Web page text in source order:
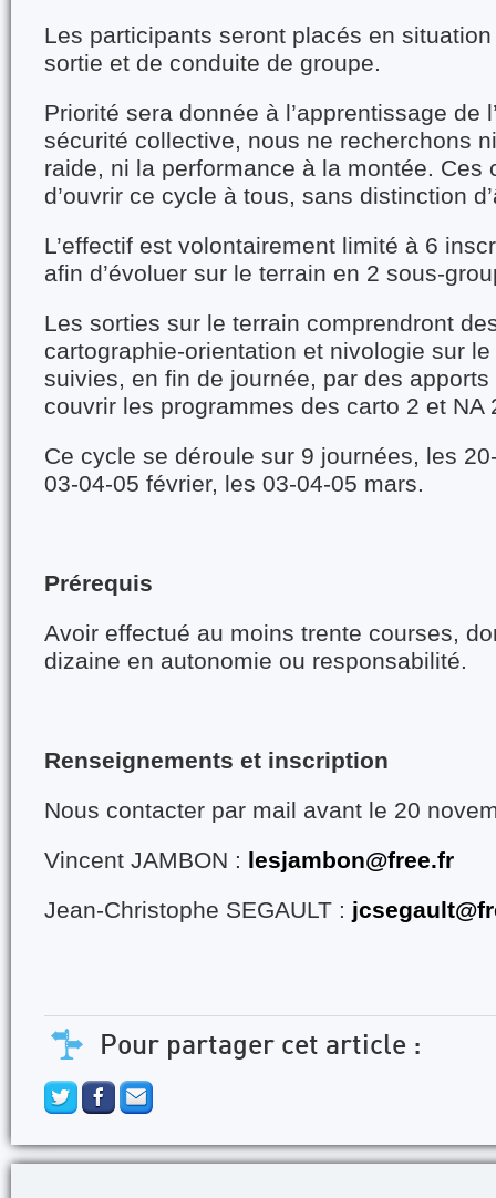
Les participants seront placés en situation
sortie et de conduite de groupe.
Priorité sera donnée à l’apprentissage de
sécurité collective, nous ne recherchons
raide, ni la performance à la montée. Ces
d’ouvrir ce cycle à tous, sans distinction
L’effectif est volontairement limité à 6
afin d’évoluer sur le terrain en 2 sous-
Les sorties sur le terrain comprendront
cartographie-orientation et nivologie sur
suivies, en fin de journée, par des
couvrir les programmes des carto 2 et NA
Ce cycle se déroule sur 9 journées, les
03-04-05 février, les 03-04-05 mars.
Prérequis
Avoir effectué au moins trente courses,
dizaine en autonomie ou responsabilité.
Renseignements et inscription
Nous contacter par mail avant le 20
Vincent JAMBON : lesjambon@free.fr
Jean-Christophe SEGAULT :
Pour partager cet article :